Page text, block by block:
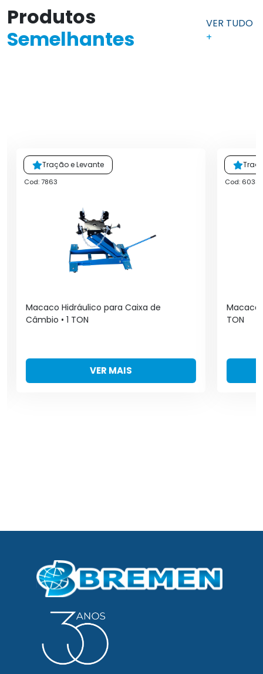
Produtos
Semelhantes
VER TUDO
+
Tração e Levante
Cod: 7863
Macaco Hidráulico para Caixa de
Câmbio • 1 TON
VER MAIS
Cod: 6033
Macaco
TON